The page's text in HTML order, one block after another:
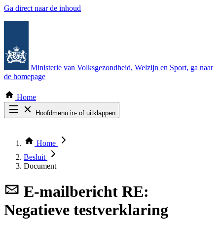
Ga direct naar de inhoud
Ministerie van Volksgezondheid, Welzijn en Sport, ga naar
de homepage
Home
Hoofdmenu in- of uitklappen
Thema COVID-19
Bekijk per bestuursorgaan
Home
Besluit
Document
E-mailbericht RE:
Negatieve testverklaring